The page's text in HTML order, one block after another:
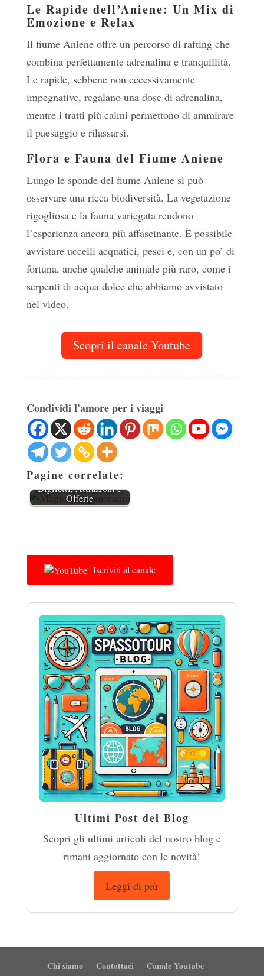
Le Rapide dell’Aniene: Un Mix di
Emozione e Relax
Il fiume Aniene offre un percorso di rafting che
combina perfettamente adrenalina e tranquillità.
Le rapide, sebbene non eccessivamente
impegnative, regalano una dose di adrenalina,
mentre i tratti più calmi permettono di ammirare
il paesaggio e rilassarsi.
Flora e Fauna del Fiume Aniene
Lungo le sponde del fiume Aniene si può
osservare una ricca biodiversità. La vegetazione
rigogliosa e la fauna variegata rendono
l’esperienza ancora più affascinante. È possibile
avvistare uccelli acquatici, pesci e, con un po’ di
fortuna, anche qualche animale più raro, come i
serpenti di acqua dolce che abbiamo avvistato
nel video.
Scopri il canale Youtube
Condividi l'amore per i viaggi
Pagine correlate:
MagicLand Valmontone:
Biglietti, Attrazioni e
Offerte
Iscriviti al canale
Ultimi Post del Blog
Scopri gli ultimi articoli del nostro blog e
rimani aggiornato con le novità!
Leggi di più
Chi siamo Contattaci Canale Youtube